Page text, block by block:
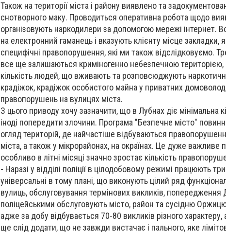
Також на території міста і району виявлено та
снотворного маку. Проводиться оперативна робота щодо
організовують наркодилери за допомогою мережі інтернет.
на електронний гаманець і вказують клієнту місце
специфічні правопорушення, які ми також відслідковуємо.
все ще залишаються криміногенно небезпечною територією,
кількість людей, що вживають та розповсюджують
крадіжок, крадіжок особистого майна у приватних
правопорушень на вулицях міста.
З цього приводу хочу зазначити, що в Лубнах діє мінімальна
іноді попередити злочини. Програма "Безпечне місто"
огляд територій, де найчастіше відбуваються
міста, а також у мікрорайонах, на окраїнах. Це дуже важливе
особливо в літні місяці значно зростає кількість
- Наразі у відділі поліції в цілодобовому режимі працюють
універсальні в тому плані, що виконують цілий ряд
вулиць, обслуговування термінових викликів, попередження
поліцейськими обслуговують місто, район та сусідню
адже за добу відбувається 70-80 викликів різного
ще слід додати, що не завжди вистачає і пального, яке